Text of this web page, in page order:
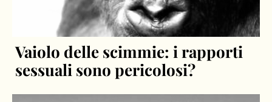
Vaiolo delle scimmie: i rapporti
sessuali sono pericolosi?